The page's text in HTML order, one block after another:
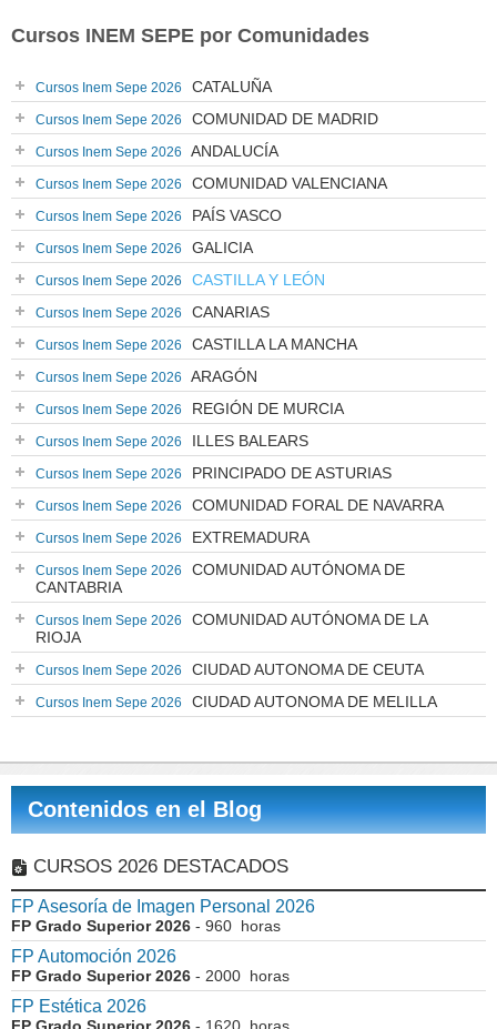
Cursos INEM SEPE por Comunidades
Cursos Inem Sepe 2026 CATALUÑA
Cursos Inem Sepe 2026 COMUNIDAD DE MADRID
Cursos Inem Sepe 2026 ANDALUCÍA
Cursos Inem Sepe 2026 COMUNIDAD VALENCIANA
Cursos Inem Sepe 2026 PAÍS VASCO
Cursos Inem Sepe 2026 GALICIA
Cursos Inem Sepe 2026 CASTILLA Y LEÓN
Cursos Inem Sepe 2026 CANARIAS
Cursos Inem Sepe 2026 CASTILLA LA MANCHA
Cursos Inem Sepe 2026 ARAGÓN
Cursos Inem Sepe 2026 REGIÓN DE MURCIA
Cursos Inem Sepe 2026 ILLES BALEARS
Cursos Inem Sepe 2026 PRINCIPADO DE ASTURIAS
Cursos Inem Sepe 2026 COMUNIDAD FORAL DE NAVARRA
Cursos Inem Sepe 2026 EXTREMADURA
Cursos Inem Sepe 2026
COMUNIDAD AUTÓNOMA DE
CANTABRIA
Cursos Inem Sepe 2026
COMUNIDAD AUTÓNOMA DE LA
RIOJA
Cursos Inem Sepe 2026 CIUDAD AUTONOMA DE CEUTA
Cursos Inem Sepe 2026 CIUDAD AUTONOMA DE MELILLA
Contenidos en el Blog
CURSOS 2026 DESTACADOS
FP Asesoría de Imagen Personal 2026
FP Grado Superior 2026 - 960 horas
FP Automoción 2026
FP Grado Superior 2026 - 2000 horas
FP Estética 2026